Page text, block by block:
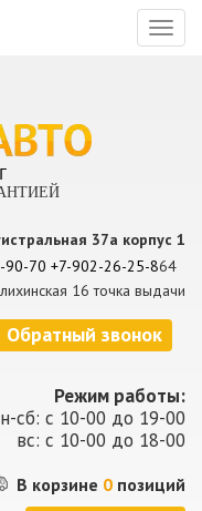
37а корпус 1
90-70 +7-902-26-25-864
16 точка выдачи
Обратный звонок
Режим работы:
сб: с 10-00 до 19-00
вс: с 10-00 до 18-00
В корзине 0 позиций